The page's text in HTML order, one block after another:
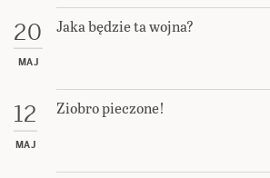
20
MAJ
Jaka będzie ta wojna?
12
MAJ
Ziobro pieczone!